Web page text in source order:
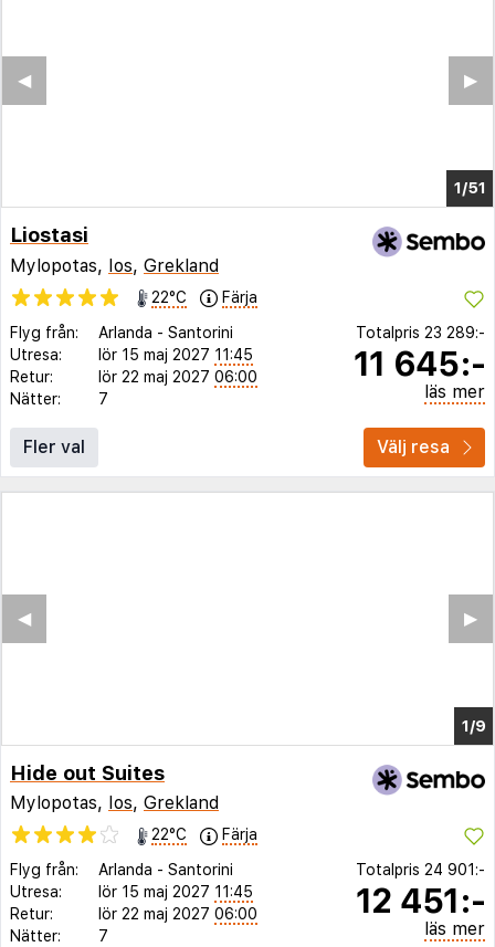
1/47
▶︎
◀︎
Liostasi
Mylopotas, Ios, Grekland
22°C
Färja
Flyg från:
Arlanda - Santorini
Utresa:
lör 15 maj 2027 11:45
Retur:
lör 22 maj 2027 06:00
Nätter:
7
Totalpris 23 289:-
11 645:-
läs mer
Fler val Välj resa
1/5
▶︎
◀︎
Hide out Suites
Mylopotas, Ios, Grekland
22°C
Färja
Flyg från:
Arlanda - Santorini
Utresa:
lör 15 maj 2027 11:45
Retur:
lör 22 maj 2027 06:00
Nätter:
7
Totalpris 24 901:-
12 451:-
läs mer